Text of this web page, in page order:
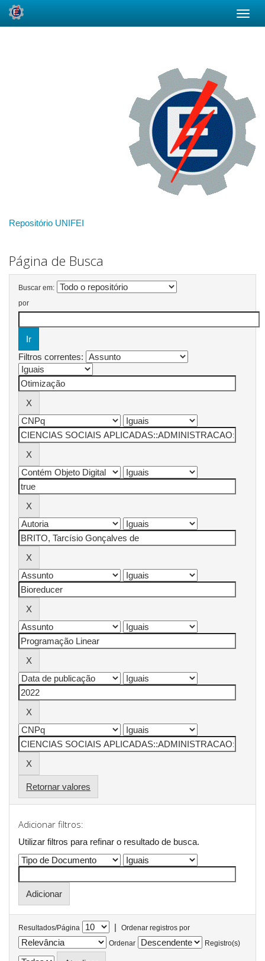
Repositório UNIFEI
Página de Busca
Buscar em:
por
Filtros correntes:
Retornar valores
Adicionar filtros:
Utilizar filtros para refinar o resultado de busca.
Resultados/Página |
Ordenar registros por
Ordenar
Registro(s)